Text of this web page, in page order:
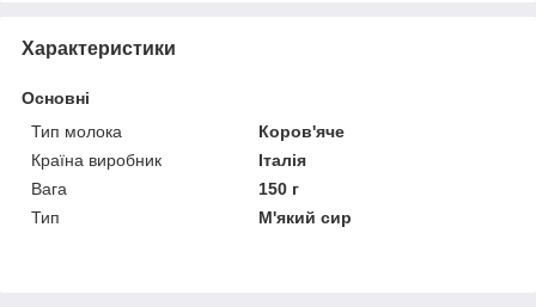
Характеристики
Основні
Тип молока
Коров'яче
Країна виробник
Італія
Вага
150 г
Тип
М'який сир